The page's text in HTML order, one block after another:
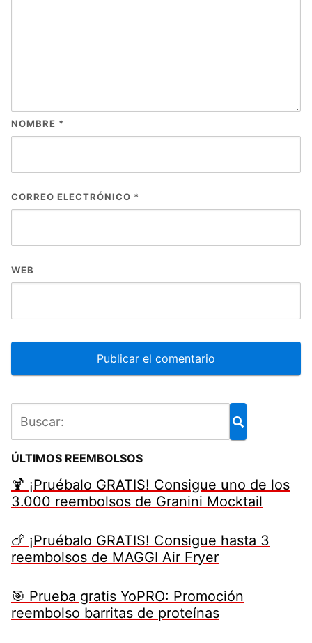
NOMBRE *
CORREO ELECTRÓNICO *
WEB
ÚLTIMOS REEMBOLSOS
🍹 ¡Pruébalo GRATIS! Consigue uno de los
3.000 reembolsos de Granini Mocktail
🍗 ¡Pruébalo GRATIS! Consigue hasta 3
reembolsos de MAGGI Air Fryer
🎯 Prueba gratis YoPRO: Promoción
reembolso barritas de proteínas